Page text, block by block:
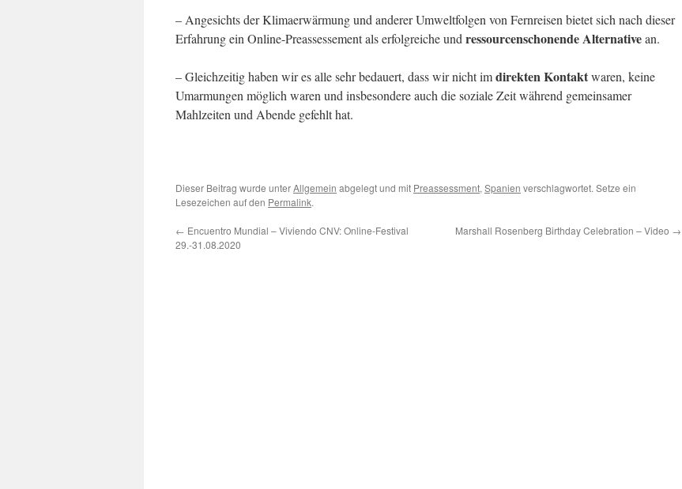
– Angesichts der Klimaerwärmung und anderer Umweltfolgen von Fernreisen bietet sich nach dieser
Erfahrung ein Online-Preassessement als erfolgreiche und ressourcenschonende Alternativean.
– Gleichzeitig haben wir es alle sehr bedauert, dass wir nicht imdirekten Kontaktwaren, keine
Umarmungen möglich waren und insbesondere auch die soziale Zeit während gemeinsamer
Mahlzeiten und Abende gefehlt hat.
Dieser Beitrag wurde unterAllgemein abgelegt und mit Preassessment, Spanien verschlagwortet. Setze ein
Lesezeichen auf den Permalink.
← Encuentro Mundial – Viviendo CNV: Online-Festival
29.-31.08.2020
Marshall Rosenberg Birthday Celebration – Video →